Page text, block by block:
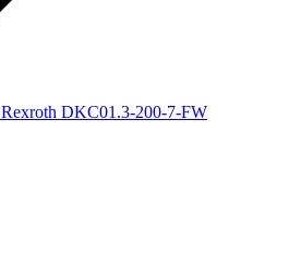
Rexroth DKC01.3-200-7-FW